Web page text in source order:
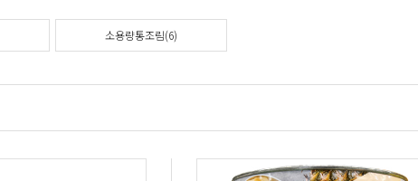
소용량통조림(6)